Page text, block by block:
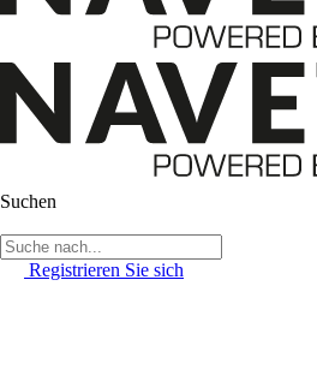
Suchen
Registrieren Sie sich